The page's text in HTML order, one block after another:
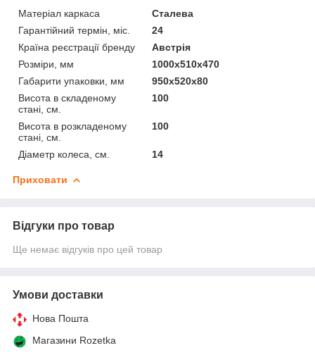
Матеріал каркаса
Сталева
Гарантійний термін, міс.
24
Країна реєстрації бренду
Австрія
Розміри, мм
1000х510х470
Габарити упаковки, мм
950х520х80
Висота в складеному
стані, см.
100
Висота в розкладеному
стані, см.
100
Діаметр колеса, см. 14
Приховати
Відгуки про товар
Ще немає відгуків про цей товар
Умови доставки
Нова Пошта
Магазини Rozetka